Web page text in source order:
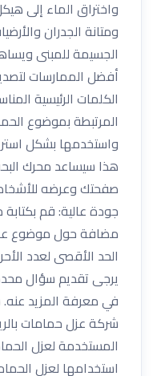
واختراق الماء إلى
ومتانة الجدران
الجسيمة للمبنى
أفضل الممارسات
الكلمات الرئيسية
المرتبطة بموضوع
واستخدمها بشكل
هذا سيساعد محرك
صفحتك وعرضه
جودة عالية: قم
مضافة حول موضوع
يرجى تقديم سؤال
في معرفة المزيد
شركة عزل حمامات
المستخدمة لعزل
استخدامها لعزل